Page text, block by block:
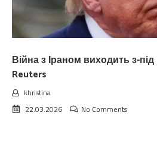
Війна з Іраном виходить з-
Reuters
khristina
22.03.2026
No Comments